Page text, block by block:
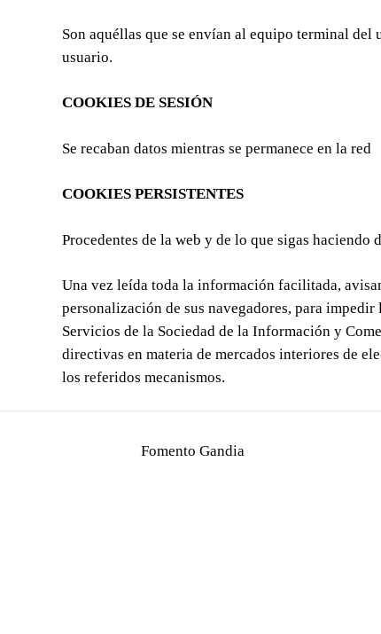
Son aquéllas que se envían al equipo terminal
usuario.
COOKIES DE SESIÓN
Se recaban datos mientras se permanece en la red
COOKIES PERSISTENTES
Procedentes de la web y de lo que sigas
Una vez leída toda la información facilitada,
personalización de sus navegadores, para
Servicios de la Sociedad de la Información y
directivas en materia de mercados interiores de
los referidos mecanismos.
Fomento Gandia